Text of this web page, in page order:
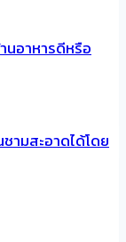
นอาหารดีหรือ